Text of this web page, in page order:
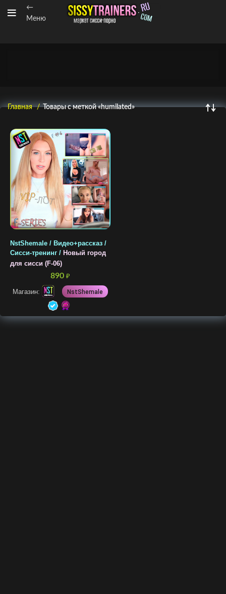
←
Меню
Главная Товары с меткой «humilated»
NstShemale / Видео+рассказ /
Сисси-тренинг / Новый город
для сисси (F-06)
890 ₽
Магазин: NstShemale